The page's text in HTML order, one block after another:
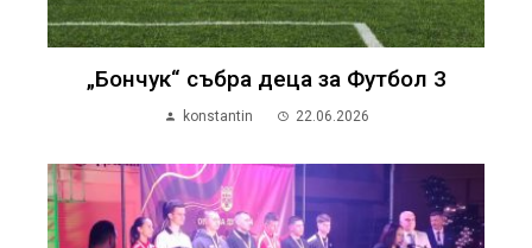
„Бончук“ събра деца за Футбол 3
konstantin 22.06.2026